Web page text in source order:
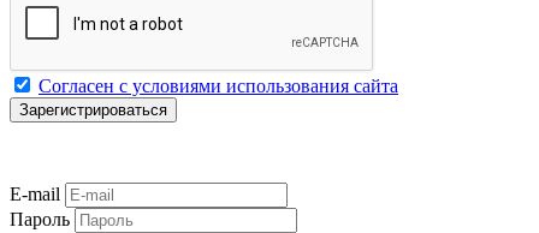
Согласен с условиями использования сайта
E-mail
Пароль